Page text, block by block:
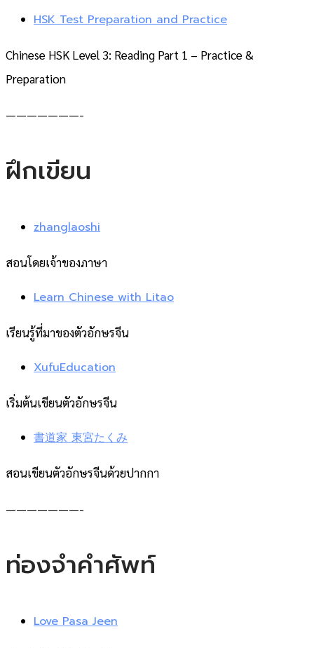
HSK Test Preparation and Practice
Chinese HSK Level 3: Reading Part 1 – Practice &
Preparation
———————-
ฝึกเขียน
zhanglaoshi
สอนโดยเจ้าของภาษา
Learn Chinese with Litao
เรียนรู้ที่มาของตัวอักษรจีน
XufuEducation
เริ่มต้นเขียนตัวอักษรจีน
書道家 東宮たくみ
สอนเขียนตัวอักษรจีนด้วยปากกา
———————-
ท่องจำคำศัพท์
Love Pasa Jeen